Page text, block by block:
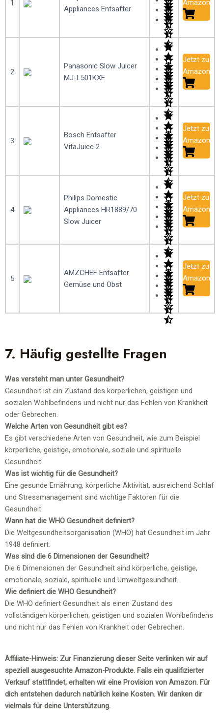
1
Appliances Entsafter
Amazon
2
Panasonic Slow Juicer
MJ-L501KXE
Jetzt zu
Amazon
3
Bosch Entsafter
VitaJuice 2
Jetzt zu
Amazon
4
Philips Domestic
Appliances HR1889/70
Slow Juicer
Jetzt zu
Amazon
5
AMZCHEF Entsafter
Gemüse und Obst
Jetzt zu
Amazon
7. Häufig gestellte Fragen
Was versteht man unter Gesundheit?
Gesundheit ist ein Zustand des körperlichen, geistigen und
sozialen Wohlbefindens und nicht nur das Fehlen von Krankheit
oder Gebrechen.
Welche Arten von Gesundheit gibt es?
Es gibt verschiedene Arten von Gesundheit, wie zum Beispiel
körperliche, geistige, emotionale, soziale und spirituelle
Gesundheit.
Was ist wichtig für die Gesundheit?
Eine gesunde Ernährung, körperliche Aktivität, ausreichend Schlaf
und Stressmanagement sind wichtige Faktoren für die
Gesundheit.
Wann hat die WHO Gesundheit definiert?
Die Weltgesundheitsorganisation (WHO) hat Gesundheit im Jahr
1948 definiert.
Was sind die 6 Dimensionen der Gesundheit?
Die 6 Dimensionen der Gesundheit sind körperliche, geistige,
emotionale, soziale, spirituelle und Umweltgesundheit.
Wie definiert die WHO Gesundheit?
Die WHO definiert Gesundheit als einen Zustand des
vollständigen körperlichen, geistigen und sozialen Wohlbefindens
und nicht nur das Fehlen von Krankheit oder Gebrechen.
Affiliate-Hinweis: Zur Finanzierung dieser Seite verlinken wir auf
speziell ausgesuchte Amazon-Produkte. Falls ein qualifizierter
Verkauf stattfindet, erhalten wir eine Provision von Amazon. Für
dich entstehen dadurch natürlich keine Kosten. Wir danken dir
vielmals für deine Unterstützung.